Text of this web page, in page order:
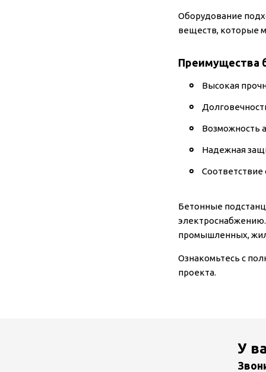
Оборудование
веществ, которые
Преимущества
Высокая
Возможность
Надежная
Бетонные
промышленных,
Ознакомьтесь с
проекта.
У